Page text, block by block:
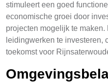
stimuleert een goed
economische groei door
projecten mogelijk te
leidingwerken te investeren,
toekomst voor